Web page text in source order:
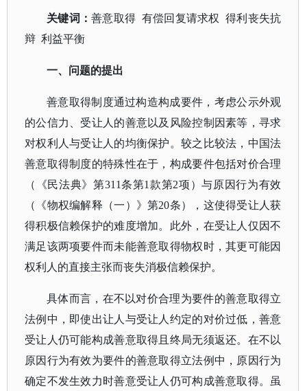
关键词：善意取得 有偿回复请求权 得利丧失抗
辩 利益平衡
一、问题的提出
善意取得制度通过构造构成要件，考虑公示外观
的公信力、受让人的善意以及风险控制因素等，寻求
对权利人与受让人的均衡保护。较之比较法，中国法
善意取得制度的特殊性在于，构成要件包括对价合理
（《民法典》第311条第1款第2项）与原因行为有效
（《物权编解释（一）》第20条），这使得受让人获
得积极信赖保护的难度增加。此外，在受让人仅因不
满足该两项要件而未能善意取得物权时，其更可能因
权利人的直接主张而丧失消极信赖保护。
具体而言，在不以对价合理为要件的善意取得立
法例中，即使出让人与受让人约定的对价过低，善意
受让人仍可能构成善意取得且终局无须返还。在不以
原因行为有效为要件的善意取得立法例中，原因行为
确定不发生效力时善意受让人仍可构成善意取得。虽